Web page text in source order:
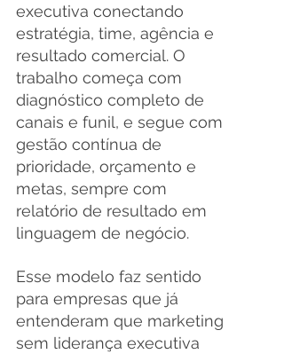
executiva conectando
estratégia, time, agência e
resultado comercial. O
trabalho começa com
diagnóstico completo de
canais e funil, e segue com
gestão contínua de
prioridade, orçamento e
metas, sempre com
relatório de resultado em
linguagem de negócio.
Esse modelo faz sentido
para empresas que já
entenderam que marketing
sem liderança executiva